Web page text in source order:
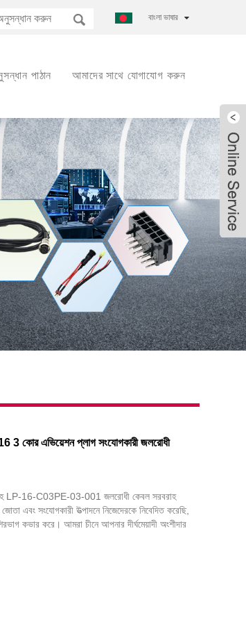
বাংলা ভাষার
পাঠান আমাদের সাথে যোগাযোগ করুন
এভিয়েশন প্লাগ সংযোগকারী জলরোধী
LP-16-C03PE-03-001 জলরোধী কেবল সরবরাহ
এবং সংযোগকারী উত্পাদনে নিজেদেরকে নিবেদিত করেছি,
কভার করে। আমরা চীনে আপনার দীর্ঘমেয়াদী অংশীদার